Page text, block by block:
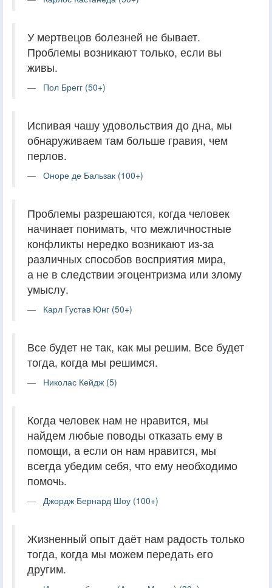
У мертвецов болезней не бывает.
Проблемы возникают только, если вы
живы.
Пол Брегг (50+)
Испивая чашу удовольствия до дна, мы
обнаруживаем там больше гравия, чем
перлов.
Оноре де Бальзак (100+)
Проблемы разрешаются, когда человек
начинает понимать, что межличностные
конфликты нередко возникают из-за
различных способов восприятия мира,
а не в следствии эгоцентризма или злому
умыслу.
Карл Густав Юнг (50+)
Все будет не так, как мы решим. Все будет
тогда, когда мы решимся.
Николас Кейдж (5)
Когда человек нам не нравится, мы
найдем любые поводы отказать ему в
помощи, а если он нам нравится, мы
всегда убедим себя, что ему необходимо
помочь.
Джордж Бернард Шоу (100+)
Жизненный опыт даёт нам радость только
тогда, когда мы можем передать его
другим.